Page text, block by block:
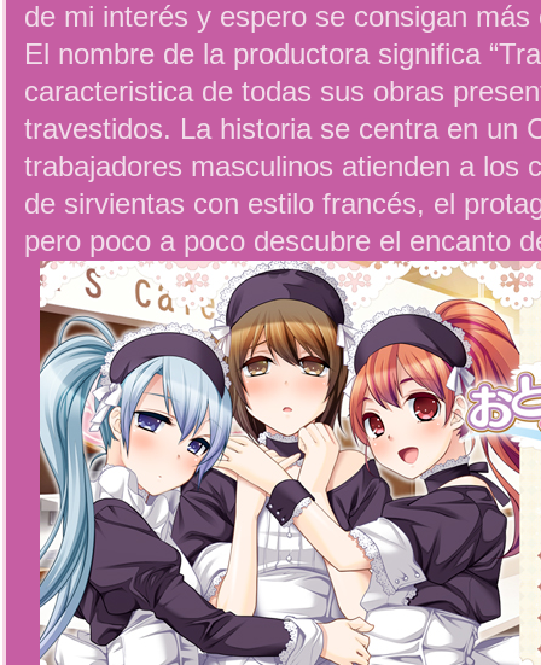
de mi interés y espero se consigan
El nombre de la productora significa
caracteristica de todas sus obras
travestidos. La historia se centra en un
trabajadores masculinos atienden a los
de sirvientas con estilo francés, el
pero poco a poco descubre el encanto